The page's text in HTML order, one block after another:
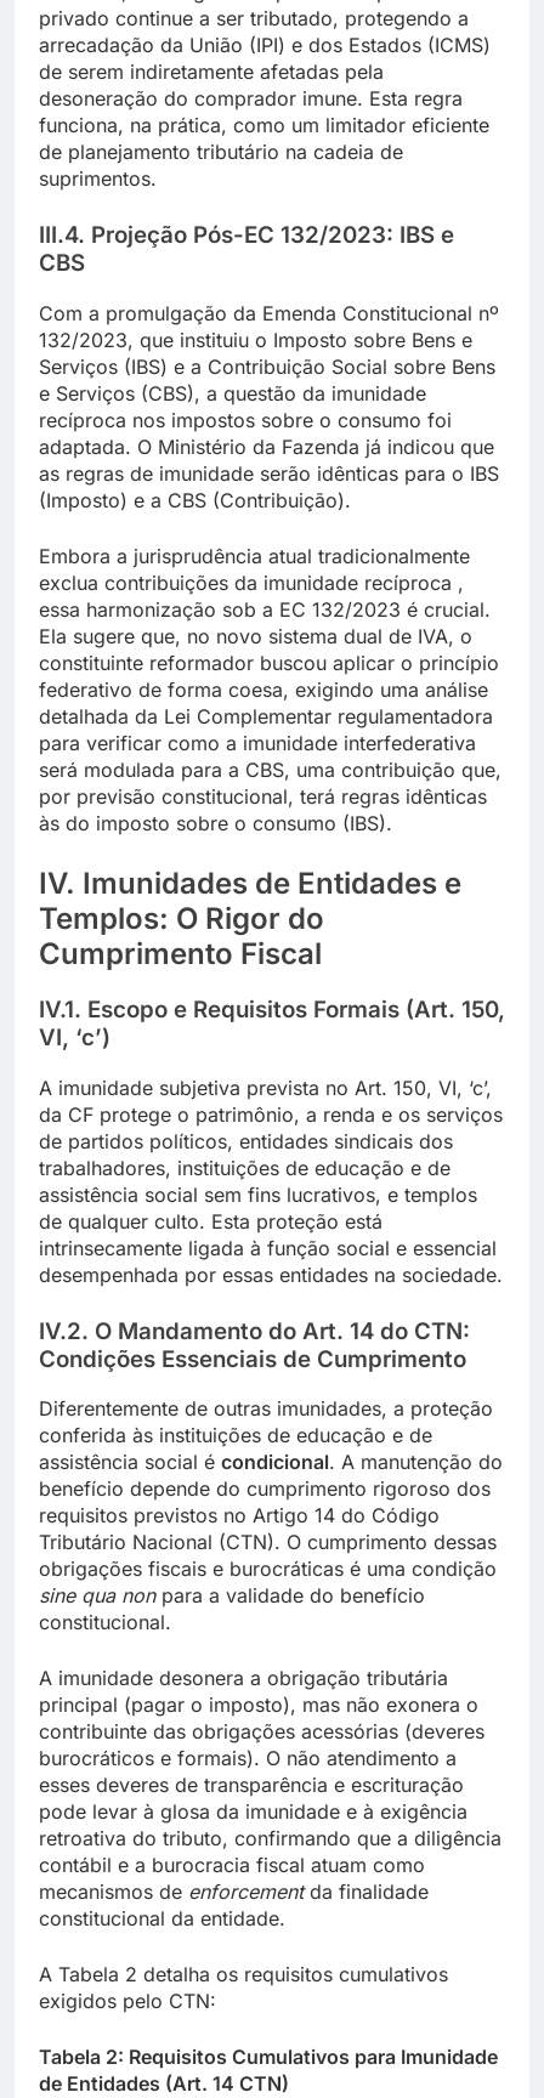
privado continue a ser tributado, protegendo a
arrecadação da União (IPI) e dos Estados (ICMS)
de serem indiretamente afetadas pela
desoneração do comprador imune. Esta regra
funciona, na prática, como um limitador eficiente
de planejamento tributário na cadeia de
suprimentos.
III.4. Projeção Pós-EC 132/2023: IBS e
CBS
Com a promulgação da Emenda Constitucional nº
132/2023, que instituiu o Imposto sobre Bens e
Serviços (IBS) e a Contribuição Social sobre Bens
e Serviços (CBS), a questão da imunidade
recíproca nos impostos sobre o consumo foi
adaptada. O Ministério da Fazenda já indicou que
as regras de imunidade serão idênticas para o IBS
(Imposto) e a CBS (Contribuição).
Embora a jurisprudência atual tradicionalmente
exclua contribuições da imunidade recíproca ,
essa harmonização sob a EC 132/2023 é crucial.
Ela sugere que, no novo sistema dual de IVA, o
constituinte reformador buscou aplicar o princípio
federativo de forma coesa, exigindo uma análise
detalhada da Lei Complementar regulamentadora
para verificar como a imunidade interfederativa
será modulada para a CBS, uma contribuição que,
por previsão constitucional, terá regras idênticas
às do imposto sobre o consumo (IBS).
IV. Imunidades de Entidades e
Templos: O Rigor do
Cumprimento Fiscal
IV.1. Escopo e Requisitos Formais (Art. 150,
VI, ‘c’)
A imunidade subjetiva prevista no Art. 150, VI, ‘c’,
da CF protege o patrimônio, a renda e os serviços
de partidos políticos, entidades sindicais dos
trabalhadores, instituições de educação e de
assistência social sem fins lucrativos, e templos
de qualquer culto. Esta proteção está
intrinsecamente ligada à função social e essencial
desempenhada por essas entidades na sociedade.
IV.2. O Mandamento do Art. 14 do CTN:
Condições Essenciais de Cumprimento
Diferentemente de outras imunidades, a proteção
conferida às instituições de educação e de
assistência social é condicional. A manutenção do
benefício depende do cumprimento rigoroso dos
requisitos previstos no Artigo 14 do Código
Tributário Nacional (CTN). O cumprimento dessas
obrigações fiscais e burocráticas é uma condição
sine qua nonpara a validade do benefício
constitucional.
A imunidade desonera a obrigação tributária
principal (pagar o imposto), mas não exonera o
contribuinte das obrigações acessórias (deveres
burocráticos e formais). O não atendimento a
esses deveres de transparência e escrituração
pode levar à glosa da imunidade e à exigência
retroativa do tributo, confirmando que a diligência
contábil e a burocracia fiscal atuam como
mecanismos de enforcementda finalidade
constitucional da entidade.
A Tabela 2 detalha os requisitos cumulativos
exigidos pelo CTN:
Tabela 2: Requisitos Cumulativos para Imunidade
de Entidades (Art. 14 CTN)